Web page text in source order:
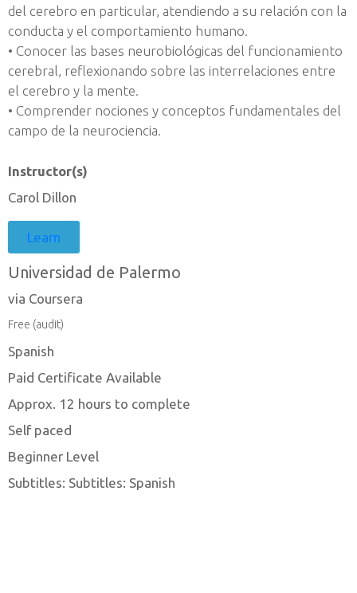
del cerebro en particular, atendiendo a su relación con la
conducta y el comportamiento humano.
• Conocer las bases neurobiológicas del funcionamiento
cerebral, reflexionando sobre las interrelaciones entre
el cerebro y la mente.
• Comprender nociones y conceptos fundamentales del
campo de la neurociencia.
Instructor(s)
Carol Dillon
Learn
Universidad de Palermo
via Coursera
Free (audit)
Spanish
Paid Certificate Available
Approx. 12 hours to complete
Self paced
Beginner Level
Subtitles: Subtitles: Spanish